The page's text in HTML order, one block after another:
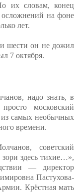
их словам, конец
на фоне
лет.
шести он не дожил
7 октября.
надо знать, в
московский
самых необычных
времени.
советский
здесь тихие…»,
— директор
Пастухова-
Крёстная мать